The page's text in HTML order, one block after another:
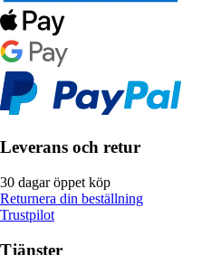
Leverans och retur
30 dagar öppet köp
Returnera din beställning
Trustpilot
Tjänster